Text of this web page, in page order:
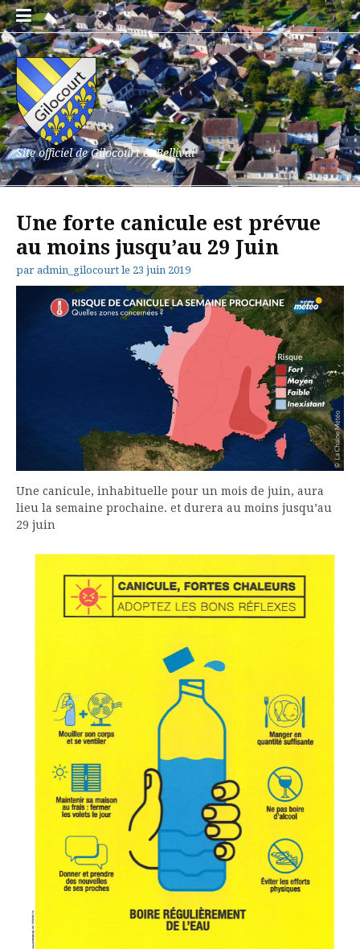
Aller
au
contenu
Site officiel de Gilocourt et Bellival
Une forte canicule est prévue
au moins jusqu’au 29 Juin
par admin_gilocourt le 23 juin 2019
Une canicule, inhabituelle pour un mois de juin, aura
lieu la semaine prochaine. et durera au moins jusqu’au
29 juin